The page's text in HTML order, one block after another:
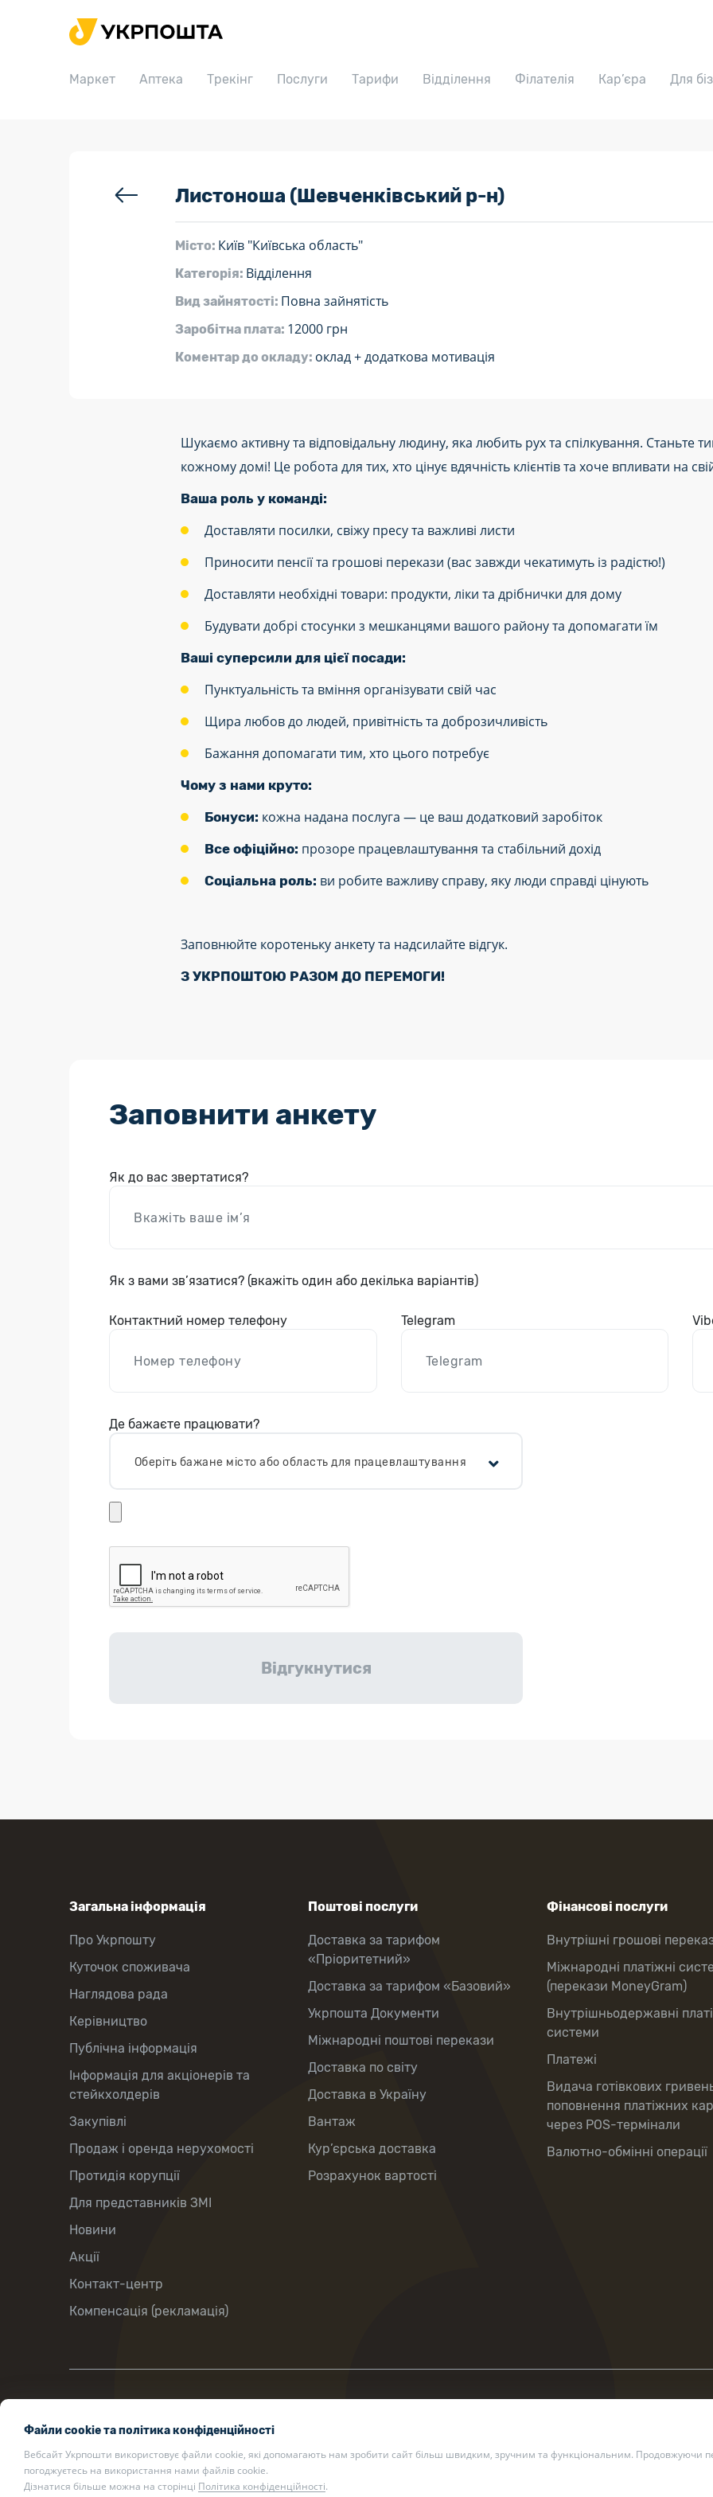
Маркет Аптека Трекінг Послуги Тарифи Відділення Філателія Кар’єра Для
Головна
Аптека
Листоноша (Шевченківський р-н)
Місто: Київ "Київська область"
Категорія: Відділення
Вид зайнятості: Повна зайнятість
Заробітна плата: 12000 грн
Коментар до окладу: оклад + додаткова мотивація
Шукаємо активну та відповідальну людину, яка любить рух та спілкування. Станьте
кожному домі! Це робота для тих, хто цінує вдячність клієнтів та хоче впливати на
Ваша роль у команді:
Доставляти посилки, свіжу пресу та важливі листи
Приносити пенсії та грошові перекази (вас завжди чекатимуть із радістю!)
Доставляти необхідні товари: продукти, ліки та дрібнички для дому
Будувати добрі стосунки з мешканцями вашого району та допомагати їм
Ваші суперсили для цієї посади:
Пунктуальність та вміння організувати свій час
Щира любов до людей, привітність та доброзичливість
Бажання допомагати тим, хто цього потребує
Чому з нами круто:
Бонуси: кожна надана послуга — це ваш додатковий заробіток
Все офіційно: прозоре працевлаштування та стабільний дохід
Соціальна роль: ви робите важливу справу, яку люди справді цінують
Заповнюйте коротеньку анкету та надсилайте відгук.
З УКРПОШТОЮ РАЗОМ ДО ПЕРЕМОГИ!
Заповнити анкету
Як до вас звертатися?
Як з вами зв’язатися? (вкажіть один або декілька варіантів)
Контактний номер телефону Telegram
Де бажаєте працювати?
Оберіть бажане місто або область для працевлаштування
Файли cookie та політика конфіденційності
Вебсайт Укрпошти використовує файли cookie, які допомагають нам зробити сайт більш швидким, зручним та функціональним. Продовжуючи
погоджуєтесь на використання нами файлів cookie.
Дізнатися більше можна на сторінці Політика конфіденційності.
Загальна інформація
Про Укрпошту
Куточок споживача
Наглядова рада
Керівництво
Публічна інформація
Інформація для акціонерів та
стейкхолдерів
Закупівлі
Продаж і оренда нерухомості
Протидія корупції
Для представників ЗМІ
Новини
Акції
Контакт-центр
Компенсація (рекламація)
Поштові послуги
Доставка за тарифом
«Пріоритетний»
Доставка за тарифом «Базовий»
Укрпошта Документи
Міжнародні поштові перекази
Доставка по світу
Доставка в Україну
Вантаж
Кур’єрська доставка
Розрахунок вартості
Фінансові послуги
Внутрішні грошові
Міжнародні платіжні
(перекази MoneyGram)
Внутрішньодержавні
системи
Платежі
Видача готівкових
поповнення платіжних
через POS-термінали
Валютно-обмінні операції
01001
ukrposhta@ukrposhta.ua